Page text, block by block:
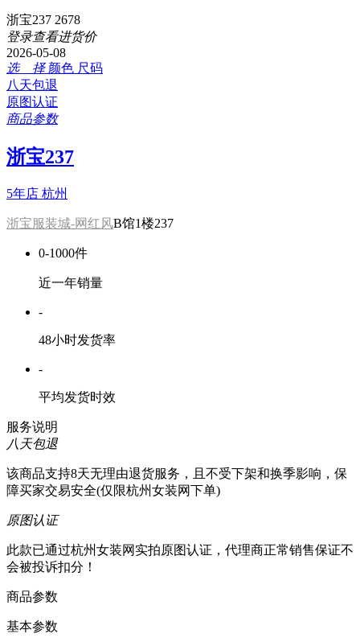
浙宝237 2678
登录查看进货价
2026-05-08
选 择 颜色 尺码
八天包退
原图认证
商品参数
浙宝237
5年店 杭州
浙宝服装城-网红风B馆1楼237
0-1000件
近一年销量
-
48小时发货率
-
平均发货时效
服务说明
八天包退
该商品支持8天无理由退货服务，且不受下架和换季影响，保
障买家交易安全(仅限杭州女装网下单)
原图认证
此款已通过杭州女装网实拍原图认证，代理商正常销售保证不
会被投诉扣分！
商品参数
基本参数